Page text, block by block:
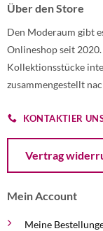
Über den Store
Den Moderaum gibt
Onlineshop seit
Kollektionsstücke
zusammengestellt
KONTAKTIER
Vertrag
Mein Account
Meine